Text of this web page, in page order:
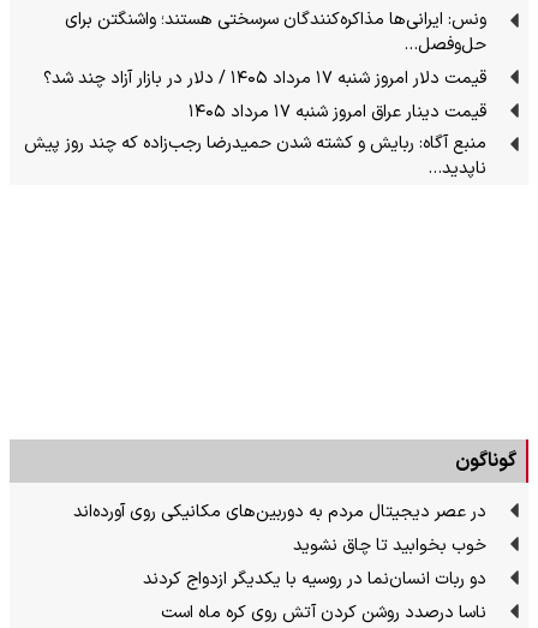
ونس: ایرانی‌ها مذاکره‌کنندگان سرسختی هستند؛ واشنگتن برای
حل‌وفصل…
قیمت دلار امروز شنبه ۱۷ مرداد ۱۴۰۵ / دلار در بازار آزاد چند شد؟
قیمت دینار عراق امروز شنبه ۱۷ مرداد ۱۴۰۵
منبع آگاه: ربایش و کشته شدن حمیدرضا رجب‌زاده که چند روز پیش
ناپدید…
گوناگون
در عصر دیجیتال مردم به دوربین‌های مکانیکی روی آورده‌اند
خوب بخوابید تا چاق نشوید
دو ربات انسان‌نما در روسیه با یکدیگر ازدواج کردند
ناسا درصدد روشن کردن آتش روی کره ماه است